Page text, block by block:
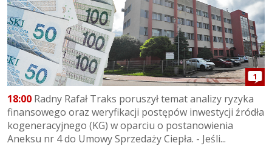
1
18:00 Radny Rafał Traks poruszył temat analizy ryzyka
finansowego oraz weryfikacji postępów inwestycji źródła
kogeneracyjnego (KG) w oparciu o postanowienia
Aneksu nr 4 do Umowy Sprzedaży Ciepła. - Jeśli...